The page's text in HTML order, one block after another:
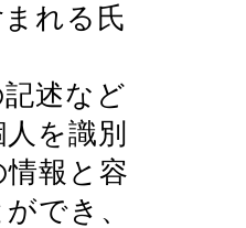
れる氏
述など
を識別
報と容
でき、